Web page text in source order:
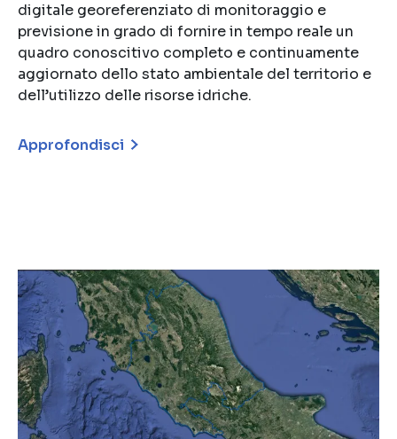
digitale georeferenziato di monitoraggio e
previsione in grado di fornire in tempo reale un
quadro conoscitivo completo e continuamente
aggiornato dello stato ambientale del territorio e
dell’utilizzo delle risorse idriche.
Approfondisci